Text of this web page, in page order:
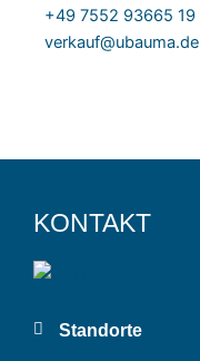
+49 7552 93665 19
verkauf@ubauma.de
KONTAKT
Standorte